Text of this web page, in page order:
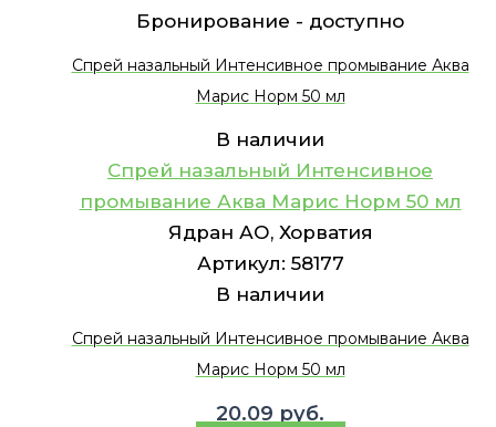
Бронирование - доступно
Спрей назальный Интенсивное промывание Аква
Марис Норм 50 мл
В наличии
Спрей назальный Интенсивное
промывание Аква Марис Норм 50 мл
Ядран АО, Хорватия
Артикул: 58177
В наличии
Спрей назальный Интенсивное промывание Аква
Марис Норм 50 мл
20.09 руб.